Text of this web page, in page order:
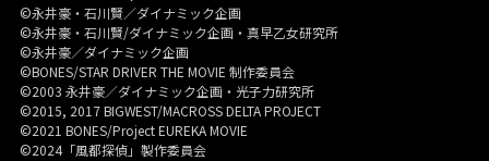
©永井豪・石川賢／ダイナミック企画
©永井豪・石川賢/ダイナミック企画・真早乙女研究所
©永井豪／ダイナミック企画
©BONES/STAR DRIVER THE MOVIE 制作委員会
©2003 永井豪／ダイナミック企画・光子力研究所
©2015, 2017 BIGWEST/MACROSS DELTA PROJECT
©2021 BONES/Project EUREKA MOVIE
©2024「風都探偵」製作委員会